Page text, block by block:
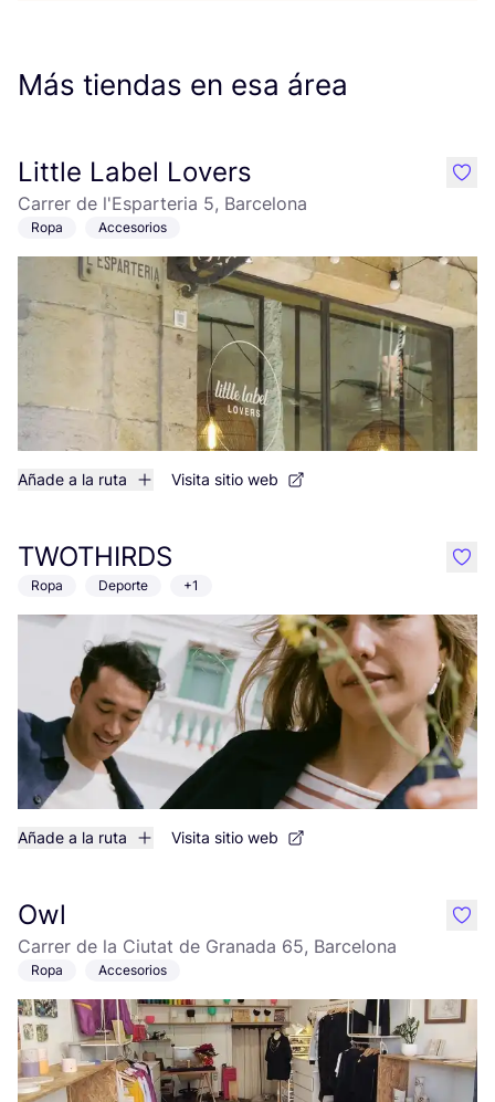
Más tiendas en esa área
Little Label Lovers
Carrer de l'Esparteria 5, Barcelona
Ropa Accesorios
Añade a la ruta Visita sitio web
like
TWOTHIRDS
Ropa Deporte +1
Añade a la ruta Visita sitio web
like
Owl
Carrer de la Ciutat de Granada 65, Barcelona
Ropa Accesorios
like